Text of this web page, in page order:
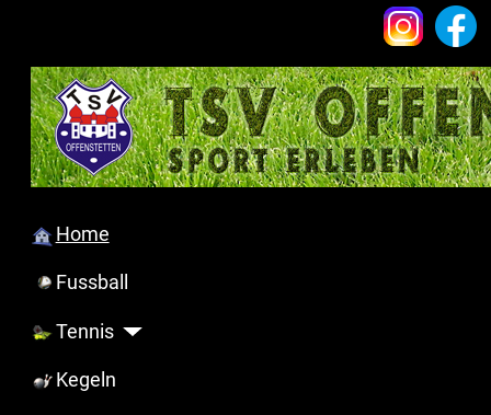
Home
Fussball
Tennis
Kegeln